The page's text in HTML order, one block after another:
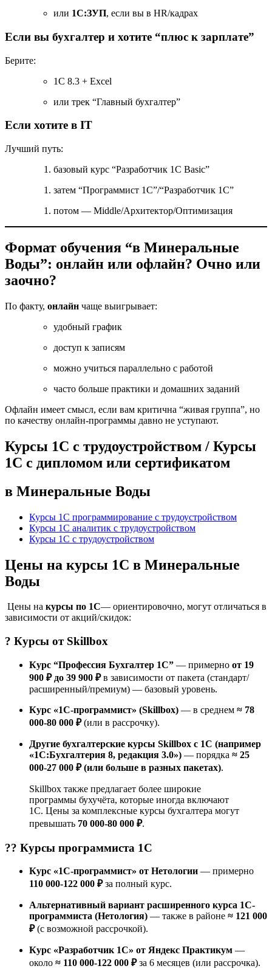
или 1С:ЗУП, если вы в HR/кадрах
Если вы бухгалтер и хотите “плюс к зарплате”
Берите:
1С 8.3 + Excel
или трек “Главный бухгалтер”
Если хотите в IT
Лучший путь:
базовый курс “Разработчик 1С Basic”
затем “Программист 1С”/“Разработчик 1С”
потом — Middle/Архитектор/Оптимизация
Формат обучения “в Минеральные
Воды”: онлайн или офлайн? Очно или
заочно?
По факту, онлайн чаще выигрывает:
удобный график
доступ к записям
можно учиться параллельно с работой
часто больше практики и домашних заданий
Офлайн имеет смысл, если вам критична “живая группа”, но
по качеству онлайн-программы давно не уступают.
Курсы 1С с трудоустройством / Курсы
1С с дипломом или сертификатом
в Минеральные Воды
Курсы 1С программирование с трудоустройством
Курсы 1С аналитик с трудоустройством
Курсы 1С с трудоустройством
Цены на курсы 1С в Минеральные
Воды
Цены на курсы по 1С— ориентировочно, могут отличаться в
зависимости от акций/скидок:
? Курсы от Skillbox
Курс “Профессия Бухгалтер 1С” — примерно от 19
900 ₽ до 39 900 ₽в зависимости от пакета (стандарт/
расширенный/премиум) — базовый уровень.
Курс «1С-программист» (Skillbox) — в среднем ≈ 78
000-80 000 ₽(или в рассрочку).
Другие бухгалтерские курсы Skillbox с 1С (например
«1С:Бухгалтерия 8, редакция 3.0») — порядка ≈ 25
000-27 000 ₽ (или больше в разных пакетах).
Skillbox также предлагает более широкие
программы бухучёта, которые иногда включают
1С. Цены за комплексные курсы бухгалтера могут
превышать 70 000-80 000 ₽.
?‍? Курсы программиста 1С
Курс «1С-программист» от Нетологии — примерно
110 000-122 000 ₽за полный курс.
Альтернативный вариант расширенного курса 1С-
программиста (Нетология) — также в районе ≈ 121 000
₽(с возможной рассрочкой).
Курс «Разработчик 1C» от Яндекс Практикум —
около ≈ 110 000-122 000 ₽за 6 месяцев (или рассрочка).